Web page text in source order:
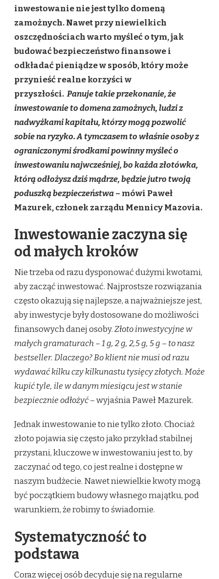
B.
DLACZEGO
WARTO
INWESTOWAĆ
PRZEZ
CAŁY
ROK
W
WAKACJE?
inwestowanie nie jest tylko domeną
zamożnych. Nawet przy niewielkich
oszczędnościach warto myśleć o tym, jak
budować bezpieczeństwo finansowe i
odkładać pieniądze w sposób, który może
przynieść realne korzyści w
przyszłości. Panuje takie przekonanie, że
inwestowanie to domena zamożnych, ludzi z
nadwyżkami kapitału, którzy mogą pozwolić
sobie na ryzyko. A tymczasem to właśnie osoby z
ograniczonymi środkami powinny myśleć o
inwestowaniu najwcześniej, bo każda złotówka,
którą odłożysz dziś mądrze, będzie jutro twoją
poduszką bezpieczeństwa– mówi Paweł
Mazurek, członek zarządu Mennicy Mazovia.
Inwestowanie zaczyna się
od małych kroków
Nie trzeba od razu dysponować dużymi kwotami,
aby zacząć inwestować. Najprostsze rozwiązania
często okazują się najlepsze, a najważniejsze jest,
aby inwestycje były dostosowane do możliwości
finansowych danej osoby.Złoto inwestycyjne w
małych gramaturach – 1 g, 2 g, 2,5 g, 5 g – to nasz
bestseller. Dlaczego? Bo klient nie musi od razu
wydawać kilku czy kilkunastu tysięcy złotych. Może
kupić tyle, ile w danym miesiącu jest w stanie
bezpiecznie odłożyć– wyjaśnia Paweł Mazurek.
Jednak inwestowanie to nie tylko złoto. Chociaż
złoto pojawia się często jako przykład stabilnej
przystani, kluczowe w inwestowaniu jest to, by
zaczynać od tego, co jest realne i dostępne w
naszym budżecie. Nawet niewielkie kwoty mogą
być początkiem budowy własnego majątku, pod
warunkiem, że robimy to świadomie.
Systematyczność to
podstawa
Coraz więcej osób decyduje się na regularne